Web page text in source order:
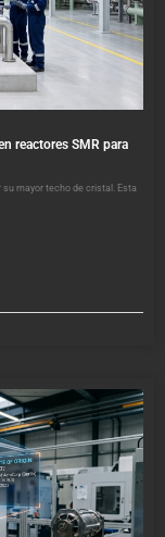
reactores SMR para
mayor techo de cristal. Esta